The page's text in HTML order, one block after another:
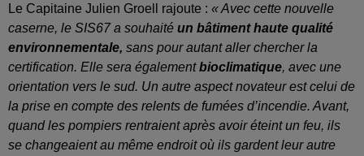
Le Capitaine Julien Groell rajoute : « Avec cette nouvelle
caserne, le SIS67 a souhaité un bâtiment haute qualité
environnementale, sans pour autant aller chercher la
certification. Elle sera égalementbioclimatique, avec une
orientation vers le sud. Un autre aspect novateur est celui de
la prise en compte des relents de fumées d’incendie. Avant,
quand les pompiers rentraient après avoir éteint un feu, ils
se changeaient au même endroit où ils gardent leur autre